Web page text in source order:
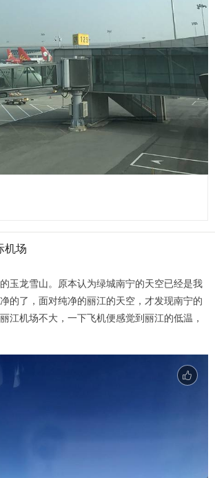
机场
玉龙雪山。原本认为绿城南宁的天空已经是我
的了，面对纯净的丽江的天空，才发现南宁的
江机场不大，一下飞机便感觉到丽江的低温，